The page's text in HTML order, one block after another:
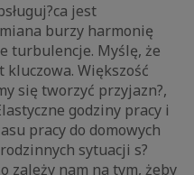
jest
burzy harmonię
turbulencje. Myślę, że
Większość
się tworzyć przyjazn?,
godziny pracy i
pracy do domowych
sytuacji s?
zależy nam na tym, żeby